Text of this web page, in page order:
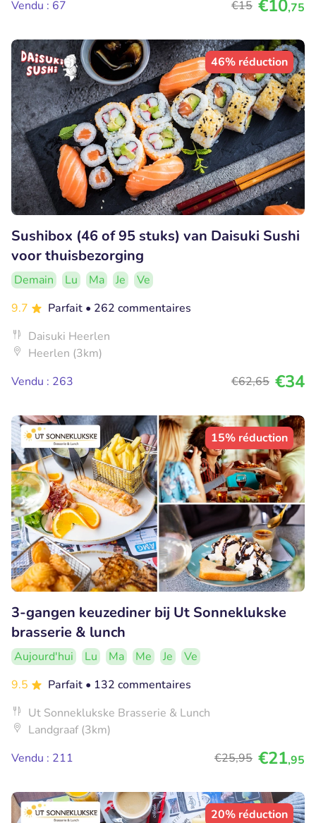
Vendu : 67 €15 €10,75
46% réduction
Sushibox (46 of 95 stuks) van Daisuki Sushi
voor thuisbezorging
Demain Lu Ma Je
Ve
9.7
Parfait • 262 commentaires
Daisuki Heerlen
Heerlen (3km)
Vendu : 263
€62,65 €34
15% réduction
3-gangen keuzediner bij Ut Sonneklukske
brasserie & lunch
Aujourd'hui Lu Ma Me Je
Ve
9.5
Parfait • 132 commentaires
Ut Sonneklukske Brasserie & Lunch
Landgraaf (3km)
Vendu : 211
€25,95 €21,95
20% réduction